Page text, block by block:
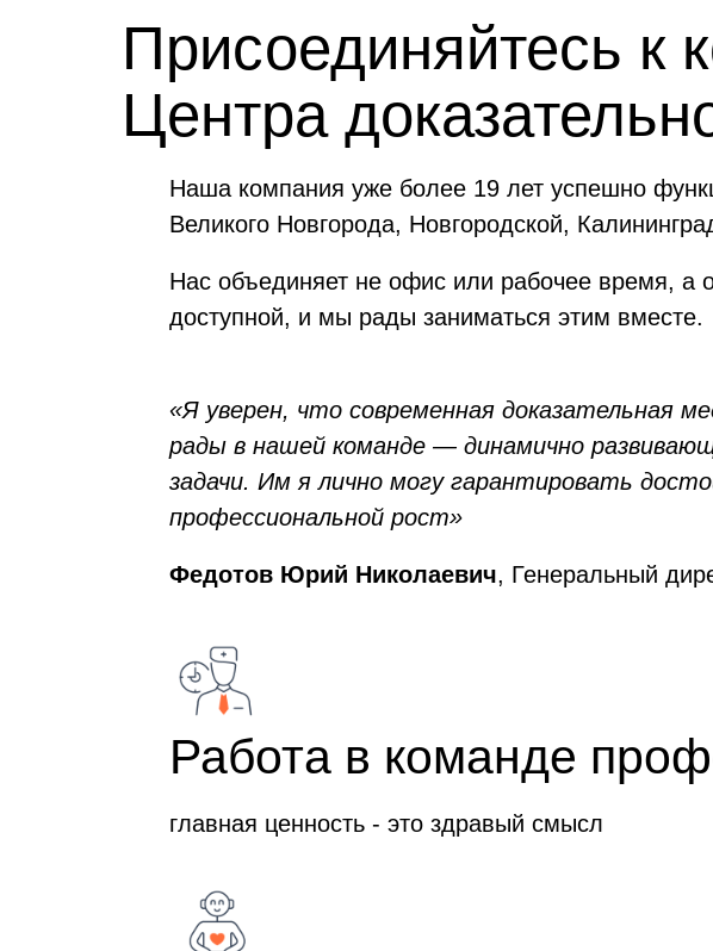
Присоединяйтесь к
Центра
Наша компания уже более 19 лет успешно
Великого Новгорода, Новгородской,
Нас объединяет не офис или рабочее время,
доступной, и мы рады заниматься этим вместе.
«Я уверен, что современная доказательная
рады в нашей команде — динамично
задачи. Им я лично могу гарантировать
профессиональной рост»
Федотов Юрий Николаевич, Генеральный
Работа в команде
главная ценность - это здравый смысл